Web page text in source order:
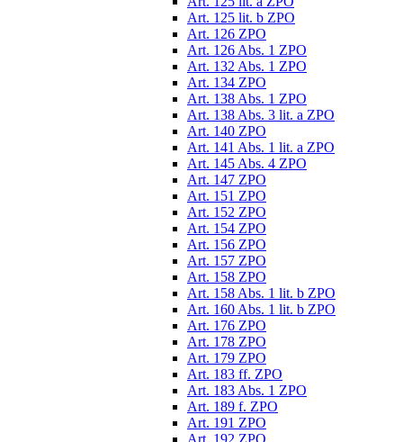
Art. 125 lit. b ZPO
Art. 126 ZPO
Art. 126 Abs. 1 ZPO
Art. 132 Abs. 1 ZPO
Art. 134 ZPO
Art. 138 Abs. 1 ZPO
Art. 138 Abs. 3 lit. a ZPO
Art. 140 ZPO
Art. 141 Abs. 1 lit. a ZPO
Art. 145 Abs. 4 ZPO
Art. 147 ZPO
Art. 151 ZPO
Art. 152 ZPO
Art. 154 ZPO
Art. 156 ZPO
Art. 157 ZPO
Art. 158 ZPO
Art. 158 Abs. 1 lit. b ZPO
Art. 160 Abs. 1 lit. b ZPO
Art. 176 ZPO
Art. 178 ZPO
Art. 179 ZPO
Art. 183 ff. ZPO
Art. 183 Abs. 1 ZPO
Art. 189 f. ZPO
Art. 191 ZPO
Art. 192 ZPO